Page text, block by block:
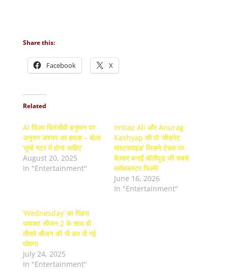
Share this:
Facebook X
Related
AI फिल्म चिरंजीवी हनुमान पर
अनुराग कश्यप का हमला – बोला
‘तुम्हें गटर में होना चाहिए’
August 20, 2025
In "Entertainment"
Imtiaz Ali और Anurag
Kashyap की वो ‘सीक्रेट
मास्टरमाइंड’ जिसने टेबल पर
बैठकर बनाईं बॉलीवुड की सबसे
ब्लॉकबस्टर फिल्में!
June 16, 2026
In "Entertainment"
‘Wednesday’ का तिहरा
धमाका! सीजन 2 के साथ ही
तीसरे सीजन की भी कर दी गई
घोषणा
July 24, 2025
In "Entertainment"